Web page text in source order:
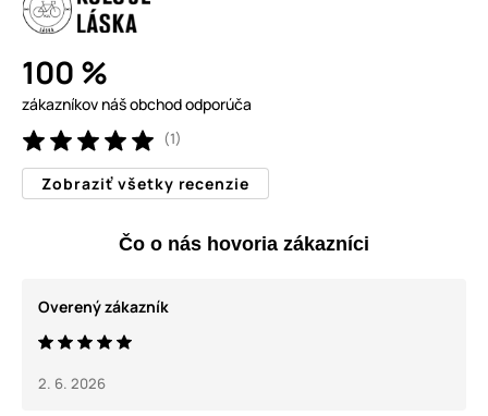
100 %
zákazníkov náš obchod odporúča
(1)
Zobraziť všetky recenzie
Čo o nás hovoria zákazníci
Overený zákazník
2. 6. 2026